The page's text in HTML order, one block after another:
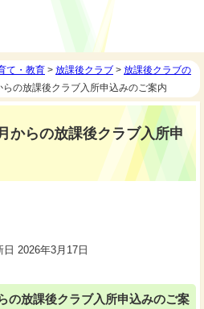
て・教育 > 放課後クラブ > 放課後クラブの
の放課後クラブ入所申込みのご案内
からの放課後クラブ入所申
2026年3月17日
の放課後クラブ入所申込みのご案